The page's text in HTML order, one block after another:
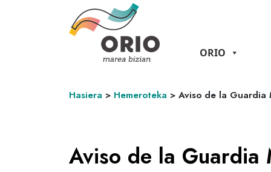
ORIO
Hasiera > Hemeroteka > Aviso de la Guardia
Aviso de la Guardia